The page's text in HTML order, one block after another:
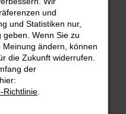
dir helfen können:
und deine
Beispiel deine
und
und Statistiken nur,
geben. Wenn Sie zu
ändern, können
die Zukunft widerrufen.
der
Richtlinie